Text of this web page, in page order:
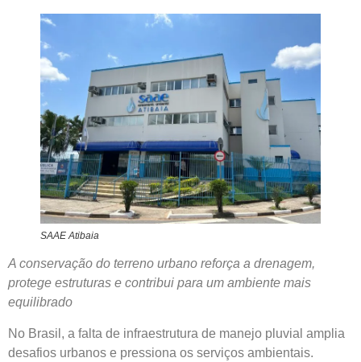
SAAE Atibaia
A conservação do terreno urbano reforça a drenagem,
protege estruturas e contribui para um ambiente mais
equilibrado
No Brasil, a falta de infraestrutura de manejo pluvial amplia
desafios urbanos e pressiona os serviços ambientais.